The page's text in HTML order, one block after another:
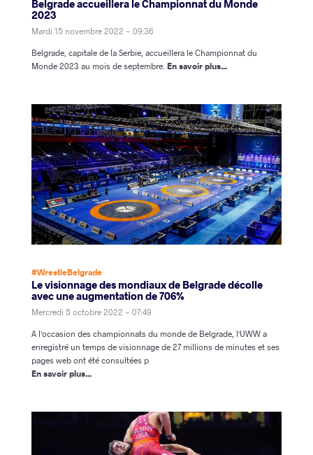
Belgrade accueillera le Championnat du Monde
2023
Mardi 15 novembre 2022 - 09:36
Belgrade, capitale de la Serbie, accueillera le Championnat du
Monde 2023 au mois de septembre. En savoir plus...
#WrestleBelgrade
Le visionnage des mondiaux de Belgrade décolle
avec une augmentation de 706%
Mercredi 5 octobre 2022 - 07:49
A l'occasion des championnats du monde de Belgrade, l'UWW a
enregistré un temps de visionnage de 27 millions de minutes et ses
pages web ont été consultées p
En savoir plus...